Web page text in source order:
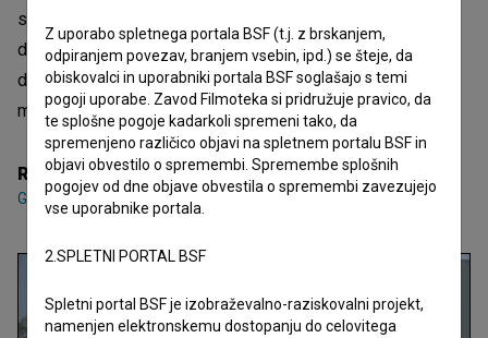
sodelujejo ekipe, ki jih sestavljajo aktivni pripadniki vojsk
držav, nastalih po razpadu Jugoslavije. Turnir že več kot
desetletje poteka vsako leto v drugi državi udeleženki,
mediji pa mu ne posvečajo skoraj nobene pozornosti.
Režija
Gorana Jovanović
Z uporabo spletnega portala BSF (t.j. z brskanjem,
odpiranjem povezav, branjem vsebin, ipd.) se šteje, da
obiskovalci in uporabniki portala BSF soglašajo s temi
pogoji uporabe. Zavod Filmoteka si pridružuje pravico, da
te splošne pogoje kadarkoli spremeni tako, da
spremenjeno različico objavi na spletnem portalu BSF in
objavi obvestilo o spremembi. Spremembe splošnih
pogojev od dne objave obvestila o spremembi zavezujejo
vse uporabnike portala.
2.SPLETNI PORTAL BSF
Spletni portal BSF je izobraževalno-raziskovalni projekt,
namenjen elektronskemu dostopanju do celovitega